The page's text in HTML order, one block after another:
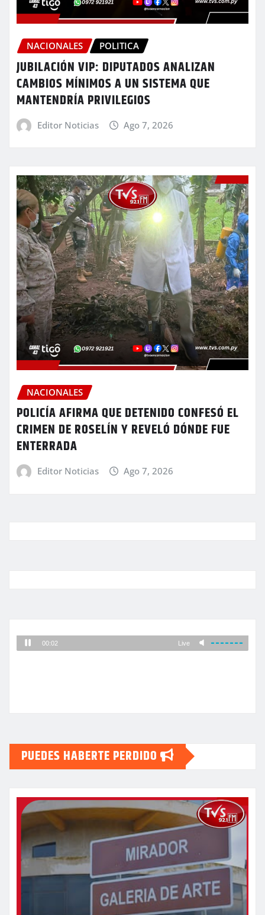
NACIONALES POLITICA
JUBILACIÓN VIP: DIPUTADOS ANALIZAN
CAMBIOS MÍNIMOS A UN SISTEMA QUE
MANTENDRÍA PRIVILEGIOS
Editor Noticias Ago 7, 2026
NACIONALES
POLICÍA AFIRMA QUE DETENIDO CONFESÓ EL
CRIMEN DE ROSELÍN Y REVELÓ DÓNDE FUE
ENTERRADA
Editor Noticias Ago 7, 2026
PUEDES HABERTE PERDIDO